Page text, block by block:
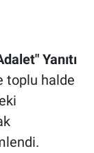
Yanıtı
toplu halde